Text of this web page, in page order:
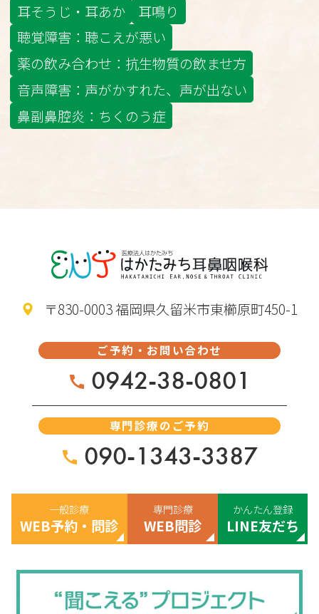
耳そうじ・耳あか
耳鳴り
聴覚障害：聴こえが悪い
薬の飲み合わせ：抗生物質の飲ませ方
音声障害：声がかすれた、声が出ない
鼻副鼻腔炎：ちくのう症
〒830-0003 福岡県久留米市東櫛原町450-1
ご予約・お問い合わせ
0942-38-0801
専門診療のご予約
090-1343-3387
一般診療
WEB予約・問診
専門診療
WEB問診
かんたん登録
LINE友だち